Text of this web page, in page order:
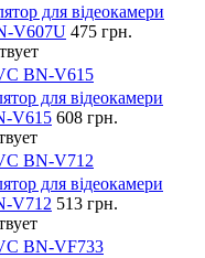
для відеокамери
V607U 475 грн.
BN-V615
для відеокамери
V615 608 грн.
BN-V712
для відеокамери
V712 513 грн.
BN-VF733